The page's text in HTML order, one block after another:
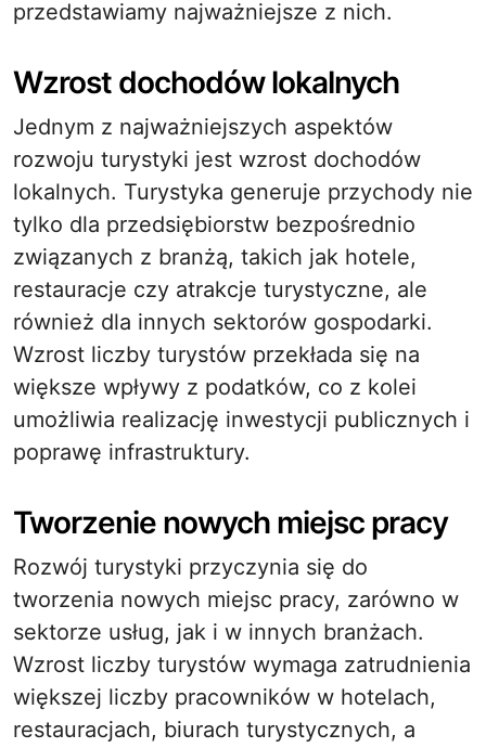
przedstawiamy najważniejsze z nich.
Wzrost dochodów lokalnych
Jednym z najważniejszych aspektów
rozwoju turystyki jest wzrost dochodów
lokalnych. Turystyka generuje przychody nie
tylko dla przedsiębiorstw bezpośrednio
związanych z branżą, takich jak hotele,
restauracje czy atrakcje turystyczne, ale
również dla innych sektorów gospodarki.
Wzrost liczby turystów przekłada się na
większe wpływy z podatków, co z kolei
umożliwia realizację inwestycji publicznych i
poprawę infrastruktury.
Tworzenie nowych miejsc pracy
Rozwój turystyki przyczynia się do
tworzenia nowych miejsc pracy, zarówno w
sektorze usług, jak i w innych branżach.
Wzrost liczby turystów wymaga zatrudnienia
większej liczby pracowników w hotelach,
restauracjach, biurach turystycznych, a